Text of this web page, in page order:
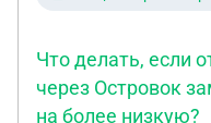
Что делать, если
через Островок
на более низкую?